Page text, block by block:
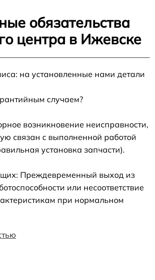
обязательства
центра в Ижевске
на установленные нами детали
случаем?
возникновение неисправности,
связан с выполненной работой
установка запчасти).
Преждевременный выход из
или несоответствие
при нормальном